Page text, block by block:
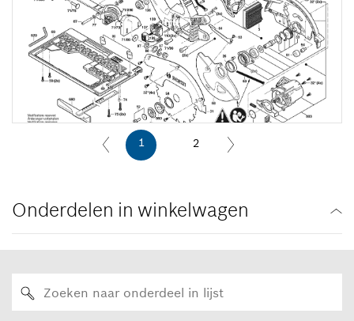
1 2
Onderdelen in winkelwagen